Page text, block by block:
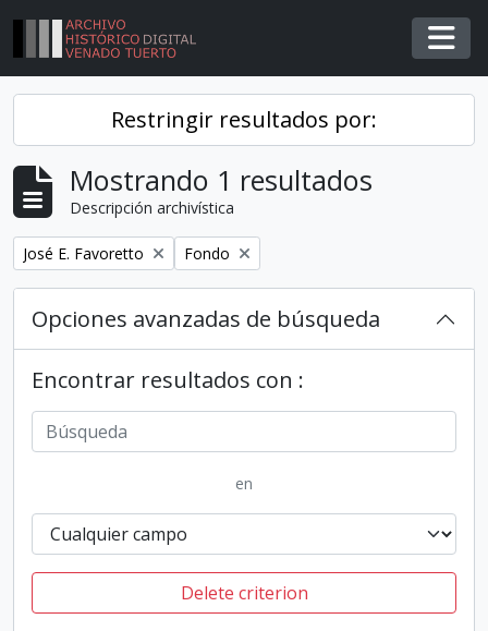
Skip to main content
Restringir resultados por:
Mostrando 1 resultados
Descripción archivística
Remover filtro
José E. Favoretto Remover filtro
Fondo
Opciones avanzadas de búsqueda
Encontrar resultados con :
en
Delete criterion